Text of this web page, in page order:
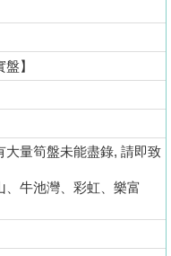
】
大量筍盤未能盡錄, 請即致
、牛池灣、彩虹、樂富